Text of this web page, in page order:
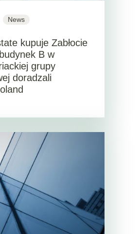
News
kupuje Zabłocie
B w
grupy
doradzali